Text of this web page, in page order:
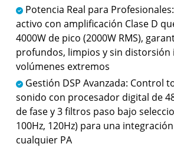
Potencia Real para
activo con amplificación Clase D
4000W de pico (2000W RMS),
profundos, limpios y sin distorsión
volúmenes extremos
Gestión DSP Avanzada: Control
sonido con procesador digital de
de fase y 3 filtros paso bajo
100Hz, 120Hz) para una
cualquier PA